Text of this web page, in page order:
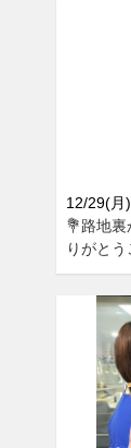
12/29(月)
💐路地
りがとう